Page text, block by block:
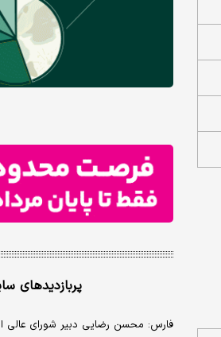
پربازدیدهای
فارس: محسن رضایی دبیر شورای عالی